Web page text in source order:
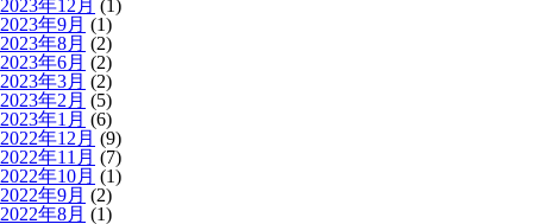
2023年12月 (1)
2023年9月 (1)
2023年8月 (2)
2023年6月 (2)
2023年3月 (2)
2023年2月 (5)
2023年1月 (6)
2022年12月 (9)
2022年11月 (7)
2022年10月 (1)
2022年9月 (2)
2022年8月 (1)